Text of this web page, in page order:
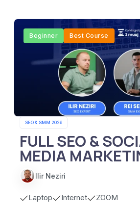
Beginner Best Course
SEO & SMM 2026
FULL SEO &
MEDIA
Ilir Neziri
Laptop Internet ZOOM